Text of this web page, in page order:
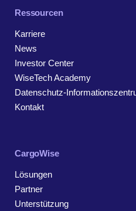
Ressourcen
Karriere
News
Investor Center
WiseTech Academy
Datenschutz-
Kontakt
CargoWise
Lösungen
Partner
Unterstützung